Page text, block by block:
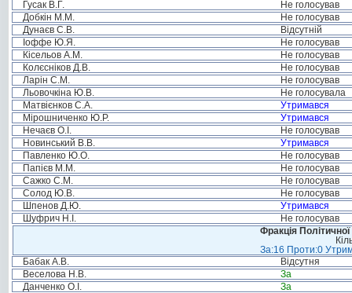
Гусак В.Г.
Не голосував
Добкін М.М.
Не голосував
Дунаєв С.В.
Відсутній
Іоффе Ю.Я.
Не голосував
Кісельов А.М.
Не голосував
Колєсніков Д.В.
Не голосував
Ларін С.М.
Не голосував
Льовочкіна Ю.В.
Не голосувала
Матвієнков С.А.
Утримався
Мірошниченко Ю.Р.
Утримався
Нечаєв О.І.
Не голосував
Новинський В.В.
Утримався
Павленко Ю.О.
Не голосував
Папієв М.М.
Не голосував
Сажко С.М.
Не голосував
Солод Ю.В.
Не голосував
Шпенов Д.Ю.
Утримався
Шуфрич Н.І.
Не голосував
Фракція
За:16 Проти:0
Бабак А.В.
Відсутня
Веселова Н.В.
За
Данченко О.І.
За